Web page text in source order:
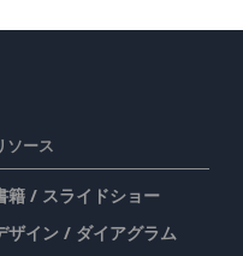
ソース
籍 / スライドショー
ザイン / ダイアグラム